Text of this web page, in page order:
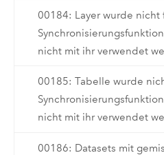
00184: Layer wurde nicht
nicht mit ihr verwendet
00185: Tabelle wurde
nicht mit ihr verwendet
00186: Datasets mit